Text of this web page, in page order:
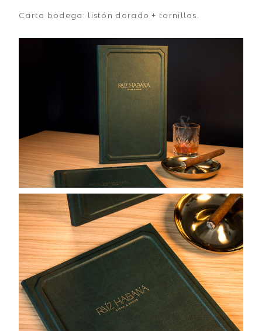
Carta bodega: listón dorado + tornillos.